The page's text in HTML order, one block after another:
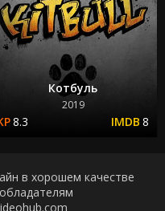
Котбуль
2019
8.3 8
в хорошем качестве